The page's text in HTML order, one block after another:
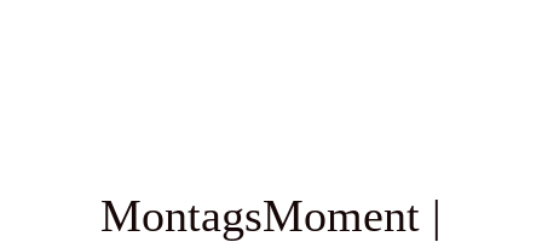
MontagsMoment |